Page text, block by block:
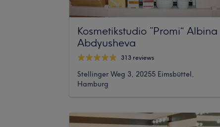
Kosmetikstudio ”Promi“ Albina
Abdyusheva
313 reviews
Stellinger Weg 3, 20255 Eimsbüttel,
Hamburg